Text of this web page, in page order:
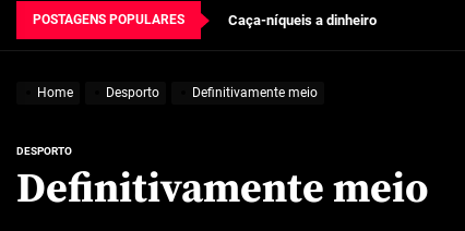
POSTAGENS POPULARES Caça-níqueis a dinheiro
Máquinas de jogo online
Home Desporto Definitivamente meio
DESPORTO
Definitivamente meio